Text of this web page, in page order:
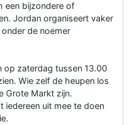
een bijzondere of
Jordan organiseert vaker
de noemer
op zaterdag tussen 13.00
Wie zelf de heupen los
Grote Markt zijn.
iedereen uit mee te doen